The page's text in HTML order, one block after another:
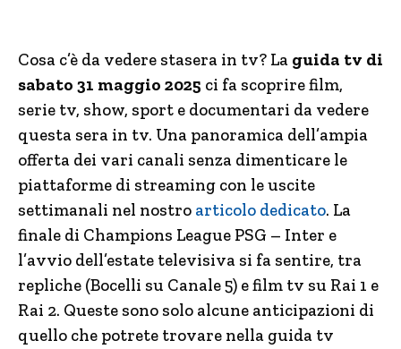
Cosa c’è da vedere stasera in tv? La guida tv di
sabato 31 maggio 2025 ci fa scoprire film,
serie tv, show, sport e documentari da vedere
questa sera in tv. Una panoramica dell’ampia
offerta dei vari canali senza dimenticare le
piattaforme di streaming con le uscite
settimanali nel nostro articolo dedicato. La
finale di Champions League PSG – Inter e
l’avvio dell’estate televisiva si fa sentire, tra
repliche (Bocelli su Canale 5) e film tv su Rai 1 e
Rai 2. Queste sono solo alcune anticipazioni di
quello che potrete trovare nella guida tv